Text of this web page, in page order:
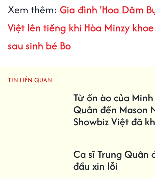
Xem thêm: Gia đình 'Hoa Dâm
Việt lên tiếng khi Hòa Minzy
sau sinh bé Bo
TIN LIÊN QUAN
Từ ồn ào của
Quân đến Mason
Showbiz Việt đã
Ca sĩ Trung Quân
đầu xin lỗi